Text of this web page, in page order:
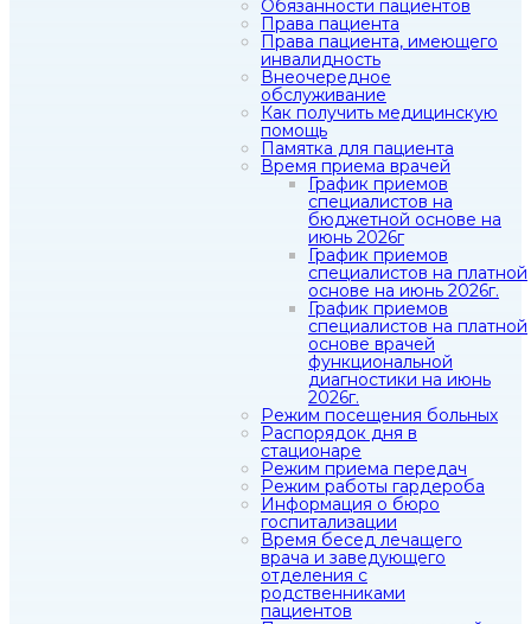
Обязанности пациентов
Права пациента
Права пациента, имеющего
инвалидность
Внеочередное
обслуживание
Как получить медицинскую
помощь
Памятка для пациента
Время приема врачей
График приемов
специалистов на
бюджетной основе на
июнь 2026г
График приемов
специалистов на платной
основе на июнь 2026г.
График приемов
специалистов на платной
основе врачей
функциональной
диагностики на июнь
2026г.
Режим посещения больных
Распорядок дня в
стационаре
Режим приема передач
Режим работы гардероба
Информация о бюро
госпитализации
Время бесед лечащего
врача и заведующего
отделения с
родственниками
пациентов